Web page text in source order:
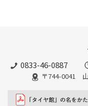
0833-46-0887
〒744-0041